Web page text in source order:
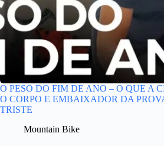
O PESO DO FIM DE ANO – O QUE A
O CORPO E EMBAIXADOR DA
TRISTE
Mountain Bike